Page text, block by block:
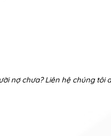
nợ chưa? Liên hệ chúng tôi